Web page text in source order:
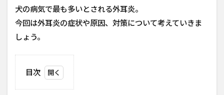
犬の病気で最も多いとされる外耳炎。
今回は外耳炎の症状や原因、対策について考えていきま
しょう。
目次